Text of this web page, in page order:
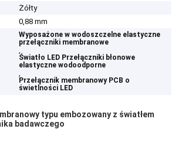
Żółty
0,88 mm
Wyposażone w wodoszczelne elastyczne
przełączniki membranowe
,
Światło LED Przełączniki błonowe
elastyczne wodoodporne
,
Przełącznik membranowy PCB o
świetlności LED
typu embozowany z światłem
badawczego